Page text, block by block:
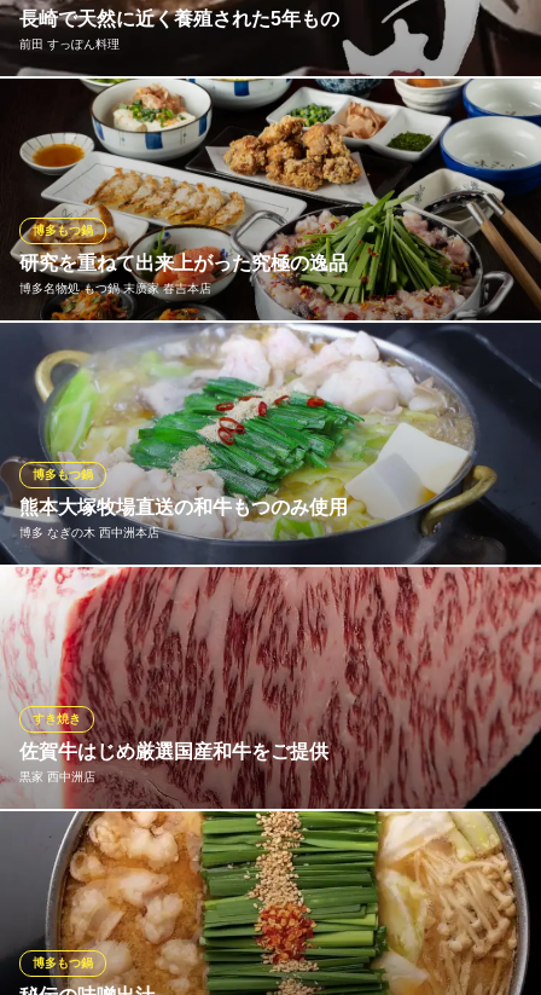
注目！博多を味わえる店
地下鉄七隈線（3号線）天神南駅 徒歩5分
福岡県福岡市中央区春吉3-11-19 パノラマスクエア博多2F
長崎で天然に近く養殖された5年もの
前田 すっぽん料理
古くから伝わる滋養強壮、健康食材すっぽん。長崎で天然に近く
養殖された5年ものを食べやすい部分だけを使用し炊き上げていま
す。高タンパク低カロリー、アルカリ食品の丸鍋は美味かつ体に
やさしい料理です。又、〆のお雑炊がすっぽんスープならではの
味に仕上がります。初めての方ににも食べやすくおすすめです。
前田 すっぽん料理
すっぽん専門店
地下鉄中洲川端駅 徒歩5分
福岡県福岡市中央区西中洲12-10 西中洲ビルB1
研究を重ねて出来上がった究極の逸品
博多名物処 もつ鍋 末廣家 春吉本店
博多もつ鍋
博多王道の味付けであるしょうゆベースとはひと味違う、化学調
味料を一切使わない唯一無二のオリジナルスープを使ったもつ
鍋。国産和牛の生モツを使用しており、鮮度抜群で一切の臭みな
し。新鮮なピンクのモツは、ぷりぷり！コリコリ！バシバシ！他
では食べることのできない、自慢の天下一品のもつ鍋をご堪能く
ださい。
博多名物処 もつ鍋 末廣家 春吉本店
独自開発の究極もつ鍋
地下鉄七隈線（3号線）天神南駅 徒歩9分
福岡県福岡市中央区春吉3-16-41 RAGAZZA1F
熊本大塚牧場直送の和牛もつのみ使用
博多 なぎの木 西中洲本店
博多もつ鍋
当店は熊本の大地で育てられた大塚牧場産の和牛もつのみを使用
いたしております。厳選した和牛のもつのみを使用しているた
め、新鮮でぷりぷりのもつです。お味は2種類で、伝統の醤油と革
新的なゆずみそ味。どちらでもお好みをお選びください。2台同時
のご用意もできます。お気軽にご相談ください。
博多 なぎの木 西中洲本店
水炊きもつ鍋刺身和食
西鉄天神大牟田線西鉄福岡(天神)駅南口 徒歩5分
福岡県福岡市中央区西中洲10-1
佐賀牛はじめ厳選国産和牛をご提供
黒家 西中洲店
すき焼き
当店は「佐賀牛」をはじめ九州産の黒毛和牛にこだわります。
「佐賀牛」は黒毛和種の和牛のうち、一定の基準を満たした場合
に呼称が許される牛肉の名称です。日本食肉格付協会の格付けを
用い、全国2番目の厳しさを誇る超高級銘柄牛肉となります。柔ら
かい赤身の中にきめ細やかな脂肪が入った見事な霜降り牛肉は絶
品です。
博多もつ鍋